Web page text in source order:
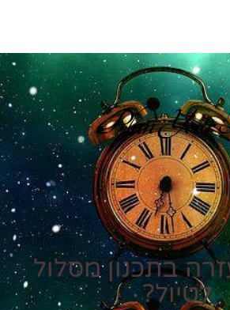
Plan Your
בתכנון מסלול
לטיול?